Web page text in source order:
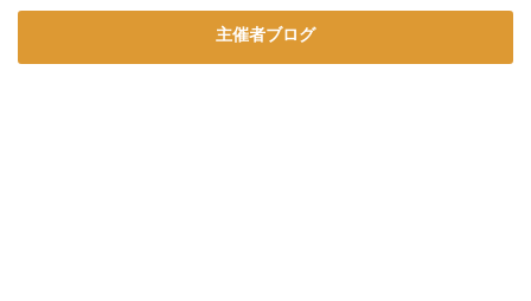
主催者ブログ